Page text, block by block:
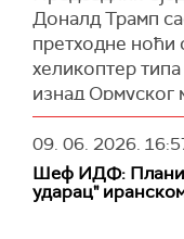
Он је истакао
дипломатије“,
говори и другим
(x.com )
Доналд Трамп
претходне ноћи
хеликоптер
изнад Ормуског
"Управо сам
Иранци синоћ
софистицираних
патроле изнад
09. 06. 2026.
Шеф ИДФ:
ударац"